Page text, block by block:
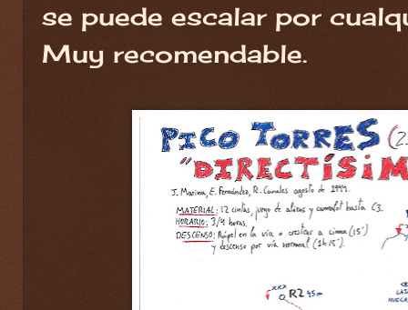
se puede escalar por
Muy recomendable.